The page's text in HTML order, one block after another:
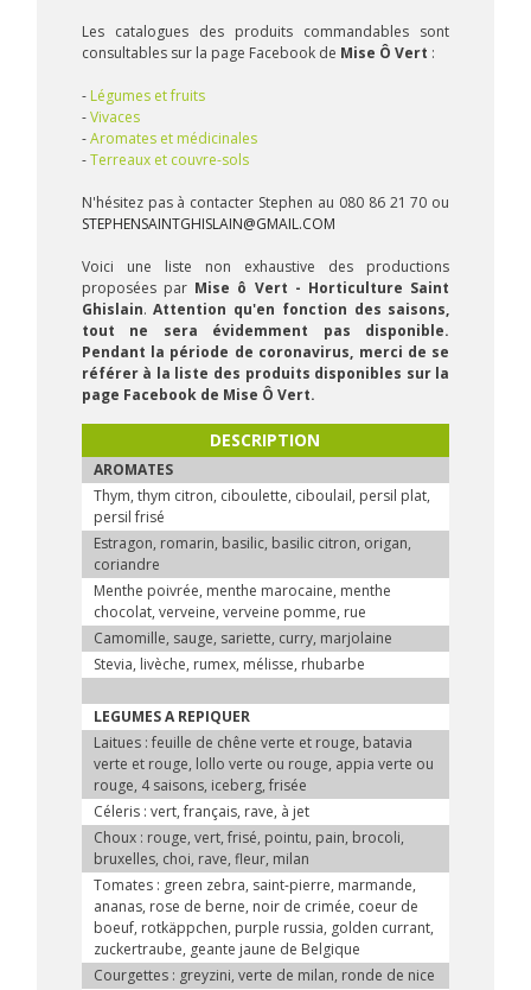
Les catalogues des produits commandables sont
consultables sur la page Facebook de Mise Ô Vert :
- Légumes et fruits
-Vivaces
-Aromates et médicinales
-Terreaux et couvre-sols
N'hésitez pas à contacter Stephen au 080 86 21 70 ou
STEPHENSAINTGHISLAIN@GMAIL.COM
Voici une liste non exhaustive des productions
proposées par Mise ô Vert - Horticulture Saint
Ghislain.Attention qu'en fonction des saisons,
tout ne sera évidemment pas disponible.
Pendant la période de coronavirus, merci de se
référer à la liste des produits disponibles sur la
page Facebook de Mise Ô Vert.
DESCRIPTION
AROMATES
Thym, thym citron, ciboulette, ciboulail, persil plat,
persil frisé
Estragon, romarin, basilic, basilic citron, origan,
coriandre
Menthe poivrée, menthe marocaine, menthe
chocolat, verveine, verveine pomme, rue
Camomille, sauge, sariette, curry, marjolaine
Stevia, livèche, rumex, mélisse, rhubarbe
LEGUMES A REPIQUER
Laitues : feuille de chêne verte et rouge, batavia
verte et rouge, lollo verte ou rouge, appia verte ou
rouge, 4 saisons, iceberg, frisée
Céleris : vert, français, rave, à jet
Choux : rouge, vert, frisé, pointu, pain, brocoli,
bruxelles, choi, rave, fleur, milan
Tomates : green zebra, saint-pierre, marmande,
ananas, rose de berne, noir de crimée, coeur de
boeuf, rotkäppchen, purple russia, golden currant,
zuckertraube, geante jaune de Belgique
Courgettes : greyzini, verte de milan, ronde de nice